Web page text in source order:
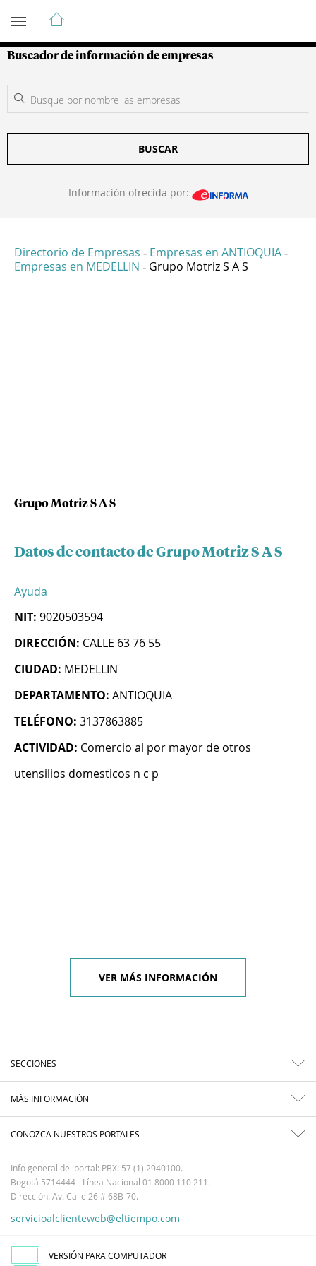
Guía de Empresas Colombianas
Buscador de información de empresas
BUSCAR
Información ofrecida por:
Directorio de Empresas - Empresas en ANTIOQUIA -
Empresas en MEDELLIN - Grupo Motriz S A S
Grupo Motriz S A S
Datos de contacto de Grupo Motriz S A S
Ayuda
NIT: 9020503594
DIRECCIÓN: CALLE 63 76 55
CIUDAD: MEDELLIN
DEPARTAMENTO: ANTIOQUIA
TELÉFONO: 3137863885
ACTIVIDAD: Comercio al por mayor de otros
utensilios domesticos n c p
VER MÁS INFORMACIÓN
SECCIONES
MÁS INFORMACIÓN
CONOZCA NUESTROS PORTALES
Info general del portal: PBX: 57 (1) 2940100.
Bogotá 5714444 - Línea Nacional 01 8000 110 211.
Dirección: Av. Calle 26 # 68B-70.
servicioalclienteweb@eltiempo.com
VERSIÓN PARA COMPUTADOR